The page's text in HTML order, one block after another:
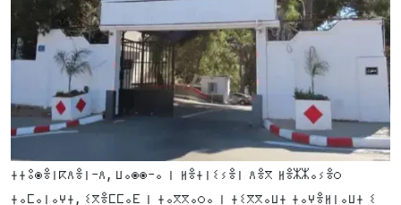
ⵜⵜⵓⵙⴻⵏⴽⴷⴻⵏ-ⴷ, ⵡⴰⵙⵙ-ⴰ ⵏ ⵍⴻⵜⵏⵉⵢⴻⵏ ⴷⴻⴳ ⵍⴻⵣⵣⴰⵢⴻⵔ
ⵜⴰⵎⴰⵏⴰⵖⵜ, ⵉⴳⴻⵎⵎⴰⴹ ⵏ ⵜⴰⴳⴳⴰⵔⴰ ⵏ ⵜⵉⴳⴳⴰⵡⵜ ⵜⴰⵖⴻⵍⵏⴰⵡⵜ ⵉ